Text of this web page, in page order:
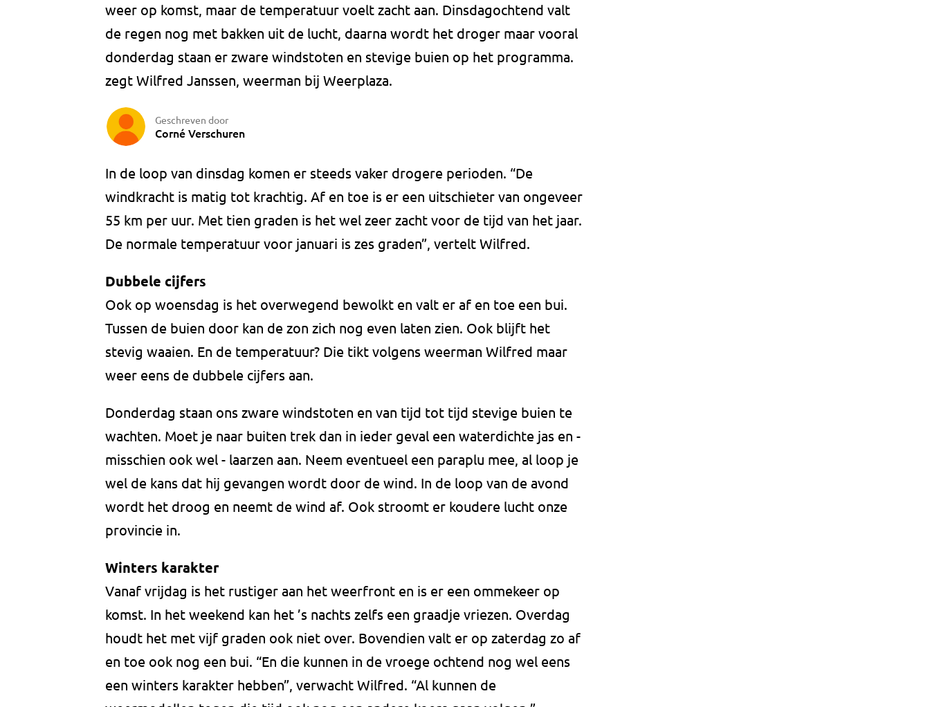
weer op komst, maar de temperatuur voelt zacht aan. Dinsdagochtend valt
de regen nog met bakken uit de lucht, daarna wordt het droger maar vooral
donderdag staan er zware windstoten en stevige buien op het programma.
zegt Wilfred Janssen, weerman bij Weerplaza.
Geschreven door
Corné Verschuren
In de loop van dinsdag komen er steeds vaker drogere perioden. “De
windkracht is matig tot krachtig. Af en toe is er een uitschieter van ongeveer
55 km per uur. Met tien graden is het wel zeer zacht voor de tijd van het jaar.
De normale temperatuur voor januari is zes graden”, vertelt Wilfred.
Dubbele cijfers
Ook op woensdag is het overwegend bewolkt en valt er af en toe een bui.
Tussen de buien door kan de zon zich nog even laten zien. Ook blijft het
stevig waaien. En de temperatuur? Die tikt volgens weerman Wilfred maar
weer eens de dubbele cijfers aan.
Donderdag staan ons zware windstoten en van tijd tot tijd stevige buien te
wachten. Moet je naar buiten trek dan in ieder geval een waterdichte jas en -
misschien ook wel - laarzen aan. Neem eventueel een paraplu mee, al loop je
wel de kans dat hij gevangen wordt door de wind. In de loop van de avond
wordt het droog en neemt de wind af. Ook stroomt er koudere lucht onze
provincie in.
Winters karakter
Vanaf vrijdag is het rustiger aan het weerfront en is er een ommekeer op
komst. In het weekend kan het ’s nachts zelfs een graadje vriezen. Overdag
houdt het met vijf graden ook niet over. Bovendien valt er op zaterdag zo af
en toe ook nog een bui. “En die kunnen in de vroege ochtend nog wel eens
een winters karakter hebben”, verwacht Wilfred. “Al kunnen de